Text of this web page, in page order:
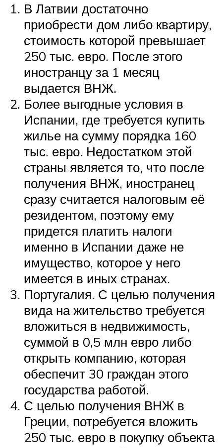
В Латвии достаточно
приобрести дом либо квартиру,
стоимость которой превышает
250 тыс. евро. После этого
иностранцу за 1 месяц
выдается ВНЖ.
Более выгодные условия в
Испании, где требуется купить
жилье на сумму порядка 160
тыс. евро. Недостатком этой
страны является то, что после
получения ВНЖ, иностранец
сразу считается налоговым её
резидентом, поэтому ему
придется платить налоги
именно в Испании даже не
имущество, которое у него
имеется в иных странах.
Португалия. С целью получения
вида на жительство требуется
вложиться в недвижимость,
суммой в 0,5 млн евро либо
открыть компанию, которая
обеспечит 30 граждан этого
государства работой.
С целью получения ВНЖ в
Греции, потребуется вложить
250 тыс. евро в покупку объекта